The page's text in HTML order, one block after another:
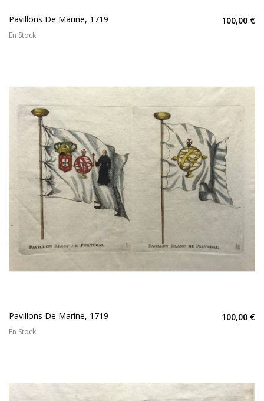
Pavillons De Marine, 1719 100,00 €
En Stock
Pavillons De Marine, 1719 100,00 €
En Stock